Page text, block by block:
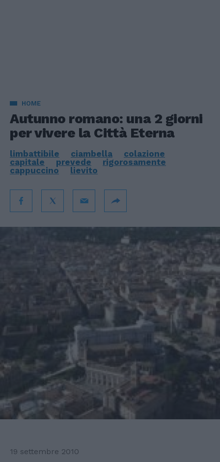
HOME
Autunno romano: una 2 giorni
per vivere la Città Eterna
limbattibile ciambella
colazione
capitale
prevede
rigorosamente
cappuccino
lievito
19 settembre 2010